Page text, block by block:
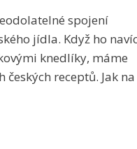
spojení
jídla. Když ho
knedlíky, máme
receptů. Jak na